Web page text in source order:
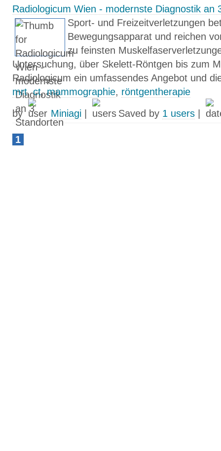
Radiologicum Wien - modernste Diagnostik an
Sport- und Freizeitverletzungen
Bewegungsapparat und reichen
zu feinsten
Untersuchung, über Skelett-Röntgen bis zum
Radiologicum ein umfassendes Angebot und
mrt,ct,mammographie, röntgentherapie
by
Miniagi Saved by 1 users
1